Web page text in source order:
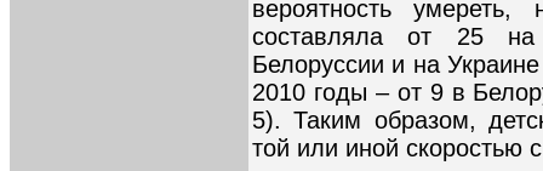
вероятность
составляла от 25
Белоруссии и на
2010 годы – от 9 в
5). Таким образом,
той или иной скоростью